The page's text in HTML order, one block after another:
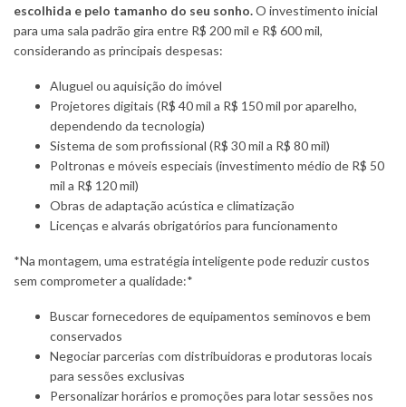
escolhida e pelo tamanho do seu sonho.O investimento inicial
para uma sala padrão gira entre R$ 200 mil e R$ 600 mil,
considerando as principais despesas:
Aluguel ou aquisição do imóvel
Projetores digitais (R$ 40 mil a R$ 150 mil por aparelho,
dependendo da tecnologia)
Sistema de som profissional (R$ 30 mil a R$ 80 mil)
Poltronas e móveis especiais (investimento médio de R$ 50
mil a R$ 120 mil)
Obras de adaptação acústica e climatização
Licenças e alvarás obrigatórios para funcionamento
*Na montagem, uma estratégia inteligente pode reduzir custos
sem comprometer a qualidade:*
Buscar fornecedores de equipamentos seminovos e bem
conservados
Negociar parcerias com distribuidoras e produtoras locais
para sessões exclusivas
Personalizar horários e promoções para lotar sessões nos